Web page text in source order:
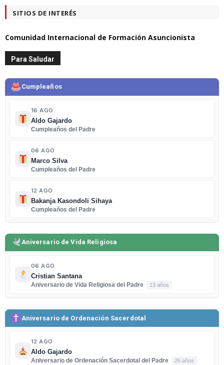
SITIOS DE INTERÉS
Comunidad Internacional de Formación Asuncionista
Para Saludar
Cumpleaños
16 AGO
Aldo Gajardo
Cumpleaños del Padre
06 AGO
Marco Silva
Cumpleaños del Padre
12 AGO
Bakanja Kasondoli Sihaya
Cumpleaños del Padre
Aniversario de Vida Religiosa
06 AGO
Cristian Santana
Aniversario de Vida Religiosa del Padre
13 años
Aniversario de Ordenación Sacerdotal
12 AGO
Aldo Gajardo
Aniversario de Ordenación Sacerdotal del Padre
26 años